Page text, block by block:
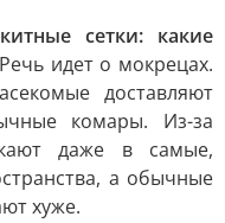
сетки: какие
Речь идет о мокрецах.
доставляют
комары. Из-за
даже в самые,
а обычные
хуже.